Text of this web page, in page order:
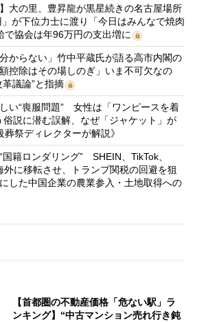
大の里、豊昇龍が黒星続きの名古屋場所
が下位力士に渡り「今日はみんなで焼肉
協会は年96万円の支出増に
からない」竹中平蔵氏が語る高市内閣の
控除はその場しのぎ」いま不可欠なの
議論”と指摘
い“喪服問題” 女性は「ワンピースを着
説に潜む誤解、なぜ「ジャケット」が
祭ディレクターが解説》
籍ロンダリング” SHEIN、TikTok、
に移転させ、トランプ関税の回避を狙
した中国企業の農業参入・土地取得への
【首都圏の不動産価格「危ない駅」ラ
ンキング】“中古マンション売れ行き鈍